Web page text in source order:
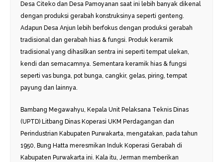
Desa Citeko dan Desa Pamoyanan saat ini lebih banyak dikenal
dengan produksi gerabah konstruksinya seperti genteng.
Adapun Desa Anjun lebih berfokus dengan produksi gerabah
tradisional dan gerabah hias & fungsi. Produk keramik
tradisional yang dihasilkan sentra ini seperti tempat ulekan,
kendi dan semacamnya. Sementara keramik hias & fungsi
seperti vas bunga, pot bunga, cangkir, gelas, piring, tempat
payung dan lainnya.
Bambang Megawahyu, Kepala Unit Pelaksana Teknis Dinas
(UPTD) Litbang Dinas Koperasi UKM Perdagangan dan
Perindustrian Kabupaten Purwakarta, mengatakan, pada tahun
1950, Bung Hatta meresmikan Induk Koperasi Gerabah di
Kabupaten Purwakarta ini. Kala itu, Jerman memberikan